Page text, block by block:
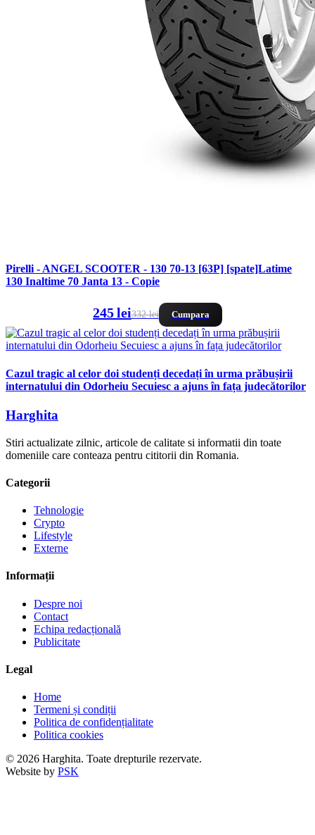
Pirelli - ANGEL SCOOTER - 130 70-13 [63P] [spate]Latime
130 Inaltime 70 Janta 13 - Copie
245 lei332 lei Cumpara
Cazul tragic al celor doi studenți decedați în urma prăbușirii
internatului din Odorheiu Secuiesc a ajuns în fața judecătorilor
Harghita
Stiri actualizate zilnic, articole de calitate si informatii din toate
domeniile care conteaza pentru cititorii din Romania.
Categorii
Tehnologie
Crypto
Lifestyle
Externe
Informații
Despre noi
Contact
Echipa redacțională
Publicitate
Legal
Home
Termeni și condiții
Politica de confidențialitate
Politica cookies
© 2026 Harghita. Toate drepturile rezervate.
Website by PSK